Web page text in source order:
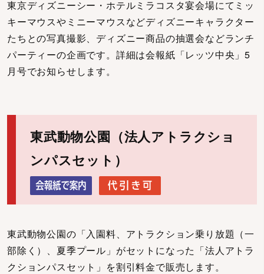
東京ディズニーシー・ホテルミラコスタ宴会場にてミッ
キーマウスやミニーマウスなどディズニーキャラクター
たちとの写真撮影、ディズニー商品の抽選会などランチ
パーティーの企画です。詳細は会報紙「レッツ中央」5
月号でお知らせします。
東武動物公園（法人アトラクショ
ンパスセット）
東武動物公園の「入園料、アトラクション乗り放題（一
部除く）、夏季プール」がセットになった「法人アトラ
クションパスセット」を割引料金で販売します。